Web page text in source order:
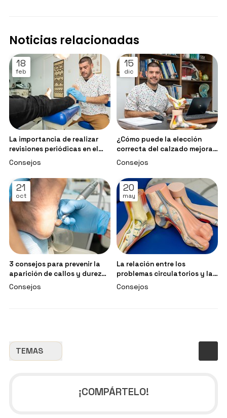
TEMAS
Noticias relacionadas
18
feb
La importancia de realizar
revisiones periódicas en el
podólogo
Consejos
15
dic
¿Cómo puede la elección
correcta del calzado mejorar
la marcha?
Consejos
21
oct
3 consejos para prevenir la
aparición de callos y durezas
en los pies
Consejos
20
may
La relación entre los
problemas circulatorios y la
salud de los pies
Consejos
¡COMPÁRTELO!